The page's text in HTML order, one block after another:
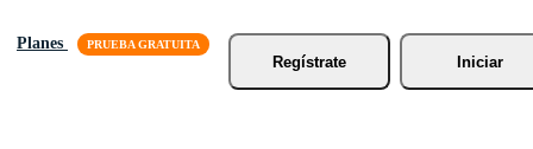
Planes
Regístrate
Iniciar